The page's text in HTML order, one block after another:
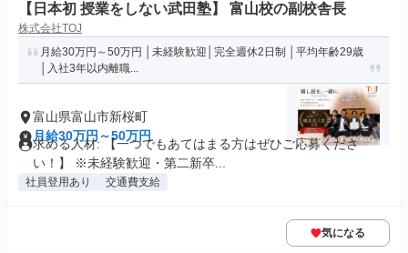
【日本初 授業をしない武田塾】 富山校の副校舎長
株式会社TOJ
月給30万円～50万円 │未経験歓迎│完全週休2日制 │平均年齢29歳
│入社3年以内離職...
富山県富山市新桜町
月給30万円～50万円
求める人材: 【一つでもあてはまる方はぜひご応募くださ
い！】 ※未経験歓迎・第二新卒...
社員登用あり 交通費支給
気になる